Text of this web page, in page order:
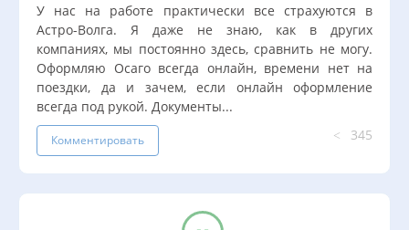
У нас на работе практически все страхуются в
Астро-Волга. Я даже не знаю, как в других
компаниях, мы постоянно здесь, сравнить не могу.
Оформляю Осаго всегда онлайн, времени нет на
поездки, да и зачем, если онлайн оформление
всегда под рукой. Документы...
Комментировать 345